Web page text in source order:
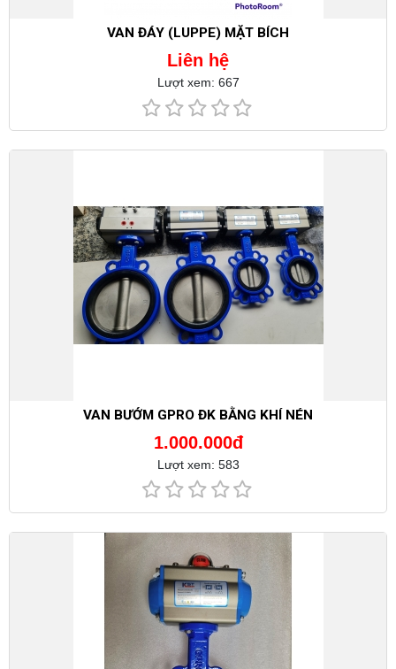
VAN ĐÁY (LUPPE) MẶT BÍCH
Liên hệ
Lượt xem: 667
VAN BƯỚM GPRO ĐK BẰNG KHÍ NÉN
1.000.000đ
Lượt xem: 583